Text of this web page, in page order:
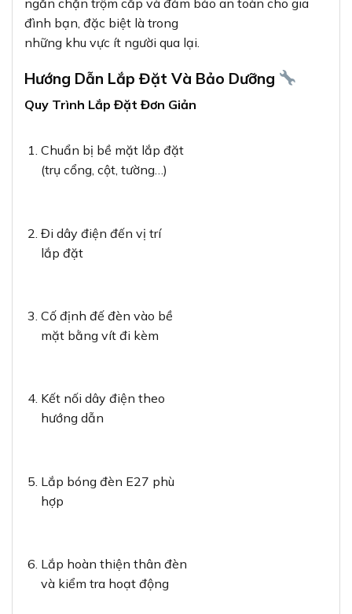
đình bạn, đặc biệt là trong
những khu vực ít người qua lại.
Hướng Dẫn Lắp Đặt Và Bảo Dưỡng
Quy Trình Lắp Đặt Đơn Giản
Chuẩn bị bề mặt lắp đặt
(trụ cổng, cột, tường…)
Đi dây điện đến vị trí
lắp đặt
Cố định đế đèn vào bề
mặt bằng vít đi kèm
Kết nối dây điện theo
hướng dẫn
Lắp bóng đèn E27 phù
hợp
Lắp hoàn thiện thân đèn
và kiểm tra hoạt động